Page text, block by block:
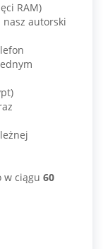
RAM)
nasz autorski
w ciągu 60